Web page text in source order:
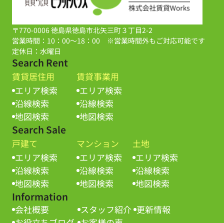
〒770-0006 徳島県徳島市北矢三町３丁目2-2
営業時間：10：00～18：00 ※営業時間外もご対応可能です
定休日：水曜日
Search Rent
賃貸居住用
エリア検索
沿線検索
地図検索
賃貸事業用
エリア検索
沿線検索
地図検索
Search Sale
戸建て
エリア検索
沿線検索
地図検索
マンション
エリア検索
沿線検索
地図検索
土地
エリア検索
沿線検索
地図検索
Information
会社概要 スタッフ紹介 更新情報